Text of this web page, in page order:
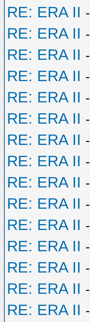
RE: ERA II -
RE: ERA II -
RE: ERA II -
RE: ERA II -
RE: ERA II -
RE: ERA II -
RE: ERA II -
RE: ERA II -
RE: ERA II -
RE: ERA II -
RE: ERA II -
RE: ERA II -
RE: ERA II -
RE: ERA II -
RE: ERA II -